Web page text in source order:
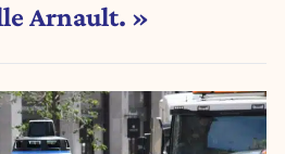
Arnault. »